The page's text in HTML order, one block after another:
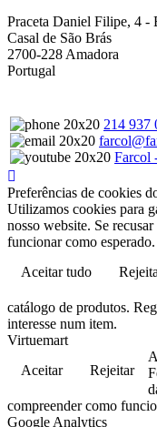
Praceta Daniel Filipe, 4 -
Casal de São Brás
2700-228 Amadora
Portugal
214 937
Farcol
Preferências de cookies
Utilizamos cookies para
nosso website. Se
funcionar como esperado.
Aceitar tudo
catálogo de produtos.
interesse num item.
Virtuemart
Aceitar
Rejeitar
compreender como
Google Analytics